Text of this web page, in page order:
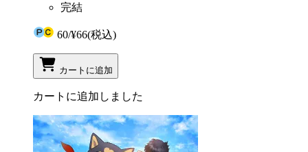
完結
60/¥66(税込)
カートに追加
カートに追加しました